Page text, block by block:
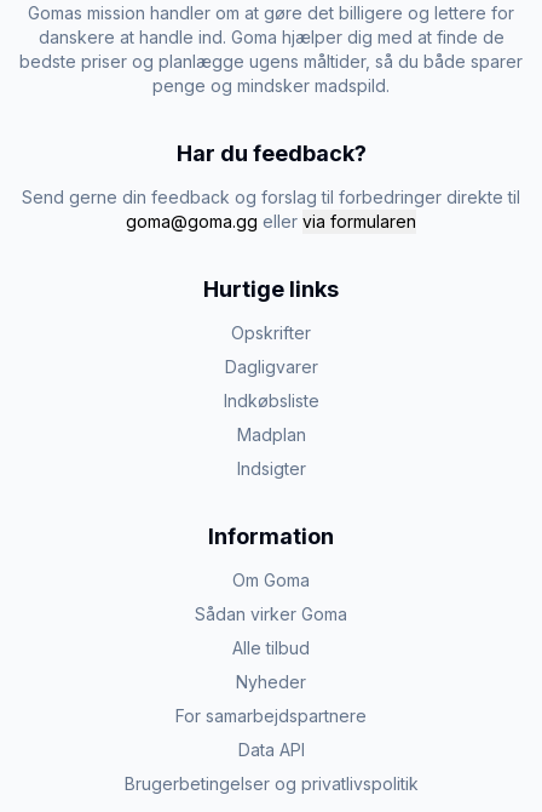
Gomas mission handler om at gøre det billigere og lettere for
danskere at handle ind. Goma hjælper dig med at finde de
bedste priser og planlægge ugens måltider, så du både sparer
penge og mindsker madspild.
Har du feedback?
Send gerne din feedback og forslag til forbedringer direkte til
goma@goma.gg eller via formularen
Hurtige links
Opskrifter
Dagligvarer
Indkøbsliste
Madplan
Indsigter
Information
Om Goma
Sådan virker Goma
Alle tilbud
Nyheder
For samarbejdspartnere
Data API
Brugerbetingelser og privatlivspolitik